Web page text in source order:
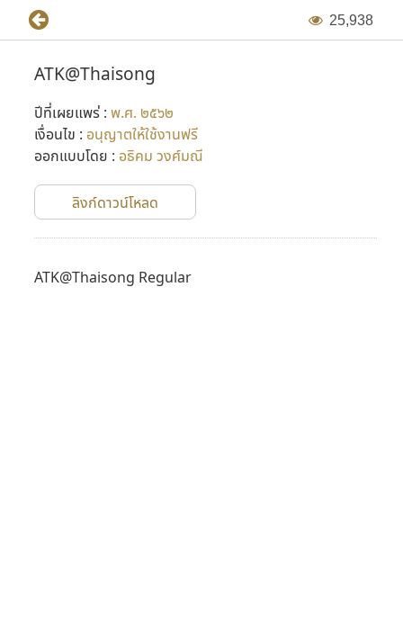
25,938
ATK@Thaisong
ปีที่เผยแพร่ : พ.ศ. ๒๕๖๒
เงื่อนไข : อนุญาตให้ใช้งานฟรี
ออกแบบโดย : อธิคม วงศ์มณี
ลิงก์ดาวน์โหลด
ATK@Thaisong Regular